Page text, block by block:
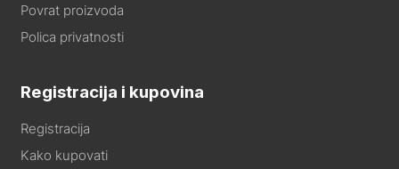
Povrat proizvoda
Polica privatnosti
Registracija i kupovina
Registracija
Kako kupovati